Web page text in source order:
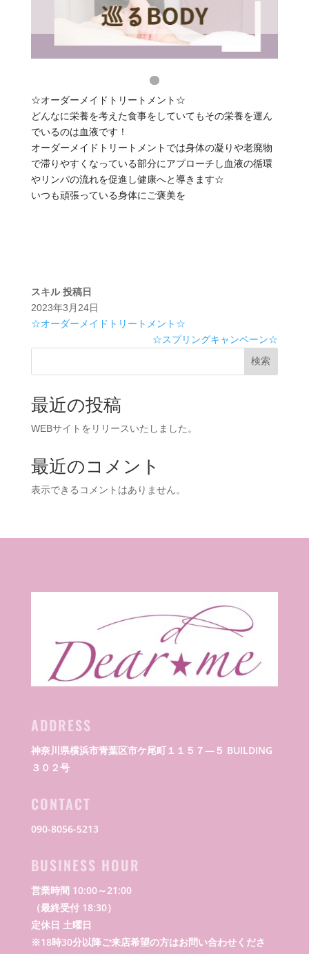
☆オーダーメイドトリートメント☆
どんなに栄養を考えた食事をしていてもその栄養を運ん
でいるのは血液です！
オーダーメイドトリートメントでは身体の凝りや老廃物
で滞りやすくなっている部分にアプローチし血液の循環
やリンパの流れを促進し健康へと導きます☆
いつも頑張っている身体にご褒美を
スキル 投稿日
2023年3月24日
☆オーダーメイドトリートメント☆
☆スプリングキャンペーン☆
検索
最近の投稿
WEBサイトをリリースいたしました。
最近のコメント
表示できるコメントはありません。
ADDRESS
神奈川県横浜市青葉区市ケ尾町１１５７―５ BUILDING
３０２号
CONTACT
090-8056-5213
BUSINESS HOUR
営業時間 10:00～21:00
（最終受付 18:30）
定休日 土曜日
※18時30分以降ご来店希望の方はお問い合わせくださ